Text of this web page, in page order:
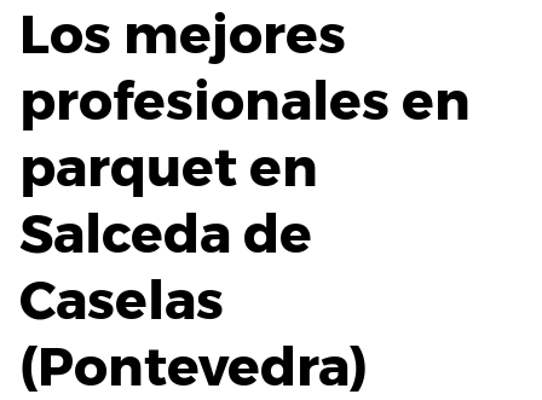
Los mejores
profesionales en
parquet en
Salceda de
Caselas
(Pontevedra)